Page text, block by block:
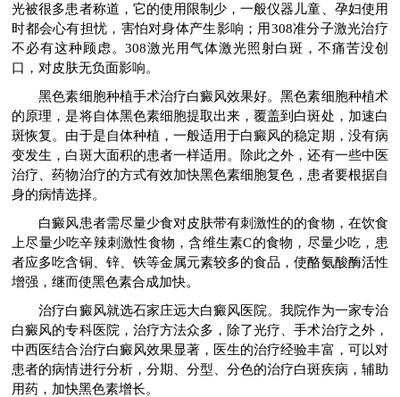
光被很多患者称道，它的使用限制少，一般仪器儿童、孕妇使用
时都会心有担忧，害怕对身体产生影响；用308准分子激光治疗
不必有这种顾虑。308激光用气体激光照射白斑，不痛苦没创
口，对皮肤无负面影响。
黑色素细胞种植手术治疗白癜风效果好。黑色素细胞种植术
的原理，是将自体黑色素细胞提取出来，覆盖到白斑处，加速白
斑恢复。由于是自体种植，一般适用于白癜风的稳定期，没有病
变发生，白斑大面积的患者一样适用。除此之外，还有一些中医
治疗、药物治疗的方式有效加快黑色素细胞复色，患者要根据自
身的病情选择。
白癜风患者需尽量少食对皮肤带有刺激性的的食物，在饮食
上尽量少吃辛辣刺激性食物，含维生素C的食物，尽量少吃，患
者应多吃含铜、锌、铁等金属元素较多的食品，使酪氨酸酶活性
增强，继而使黑色素合成加快。
治疗白癜风就选石家庄远大白癜风医院。我院作为一家专治
白癜风的专科医院，治疗方法众多，除了光疗、手术治疗之外，
中西医结合治疗白癜风效果显著，医生的治疗经验丰富，可以对
患者的病情进行分析，分期、分型、分色的治疗白斑疾病，辅助
用药，加快黑色素增长。